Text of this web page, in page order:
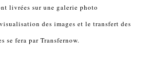
livrées sur une galerie photo
des images et le transfert des
se fera par Transfernow.